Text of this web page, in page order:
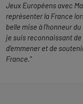
Jeux Européens avec
représenter la France
belle mise à l’honneur
je suis reconnaissant
d'emmener et de
France."